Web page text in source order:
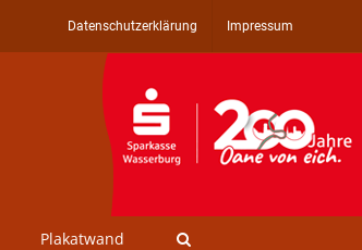
Datenschutzerklärung Impressum
Plakatwand